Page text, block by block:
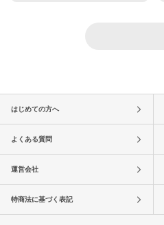
はじめての方へ
よくある質問
運営会社
特商法に基づく表記